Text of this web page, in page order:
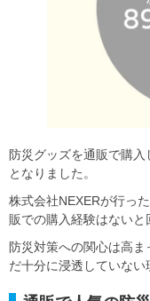
防災グッズを通販で購
となりました。
株式会社NEXERが行っ
販での購入経験はないと
防災対策への関心は高
だ十分に浸透していない